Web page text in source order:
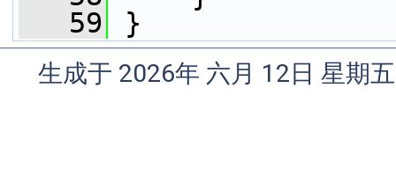
   59
}
生成于 2026年 六月 12日 星期